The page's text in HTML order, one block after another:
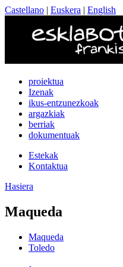
Castellano | Euskera | English
proiektua
Izenak
ikus-entzunezkoak
argazkiak
berriak
dokumentuak
Estekak
Kontaktua
Hasiera
Maqueda
Maqueda
Toledo